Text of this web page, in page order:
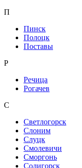
П
Пинск
Полоцк
Поставы
Р
Речица
Рогачев
С
Светлогорск
Слоним
Слуцк
Смолевичи
Сморгонь
Солигорск